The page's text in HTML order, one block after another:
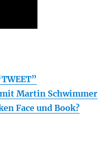
Martin Schwimmer
Face und Book?